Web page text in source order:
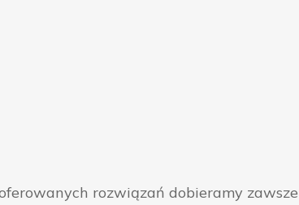
rozwiązań dobieramy